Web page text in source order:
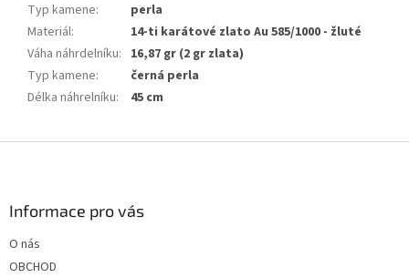
Typ kamene:
perla
Materiál:
14-ti karátové zlato Au 585/1000 - žluté
Váha náhrdelníku: 16,87 gr (2 gr zlata)
Typ kamene:
černá perla
Délka náhrelníku: 45 cm
Informace pro vás
O nás
OBCHOD